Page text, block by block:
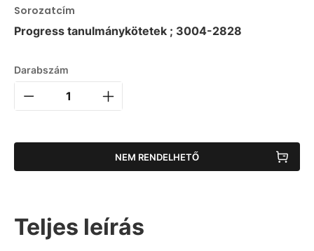
Sorozatcím
Progress tanulmánykötetek ; 3004-2828
Darabszám
NEM RENDELHETŐ
Teljes leírás